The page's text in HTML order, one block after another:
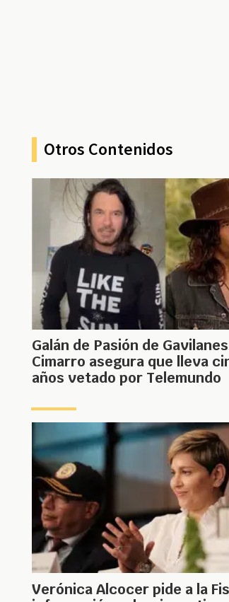
Otros Contenidos
Galán de Pasión de
Cimarro asegura que lleva
años vetado por Telemundo
Verónica Alcocer pide a la